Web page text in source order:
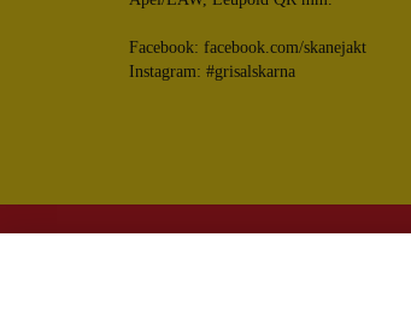
Facebook: facebook.com/skanejakt
Instagram: #grisalskarna